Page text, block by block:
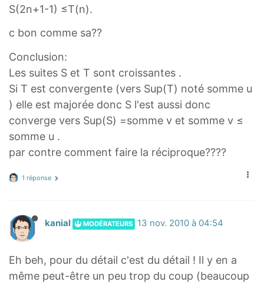
}
2
^
{
n
1
S(2n+1-1) ≤T(n).
c bon comme sa??
Conclusion:
Les suites S et T sont croissantes .
Si T est convergente (vers Sup(T) noté somme u
) elle est majorée donc S l'est aussi donc
converge vers Sup(S) =somme v et somme v ≤
somme u .
par contre comment faire la réciproque????
1 réponse
kanial MODÉRATEURS 13 nov. 2010 à 04:54
Eh beh, pour du détail c'est du détail ! Il y en a
même peut-être un peu trop du coup (beaucoup